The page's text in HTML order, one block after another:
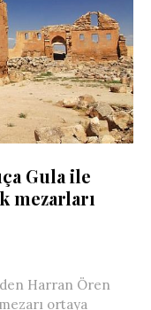
Gula ile
Harran Ören
ortaya